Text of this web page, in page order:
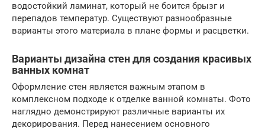
водостойкий ламинат, который не боится брызг и
перепадов температур. Существуют разнообразные
варианты этого материала в плане формы и расцветки.
Варианты дизайна стен для создания красивых
ванных комнат
Оформление стен является важным этапом в
комплексном подходе к отделке ванной комнаты. Фото
наглядно демонстрируют различные варианты их
декорирования. Перед нанесением основного